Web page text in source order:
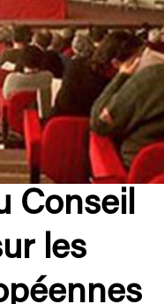
Conseil
les